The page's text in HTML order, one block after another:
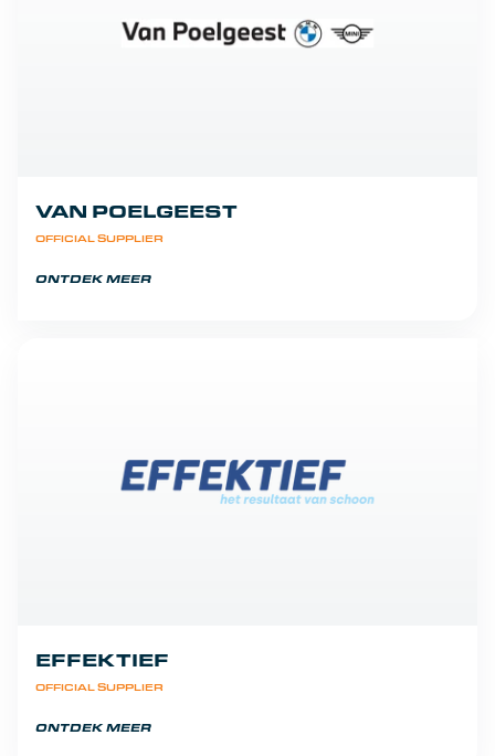
OFFICIAL SUPPLIER
VAN POELGEEST
ONTDEK MEER
OFFICIAL SUPPLIER
EFFEKTIEF
ONTDEK MEER